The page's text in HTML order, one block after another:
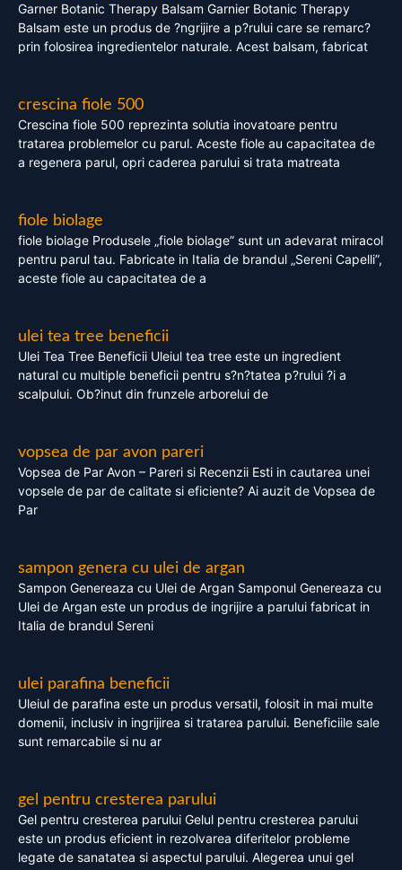
Garner Botanic Therapy Balsam Garnier Botanic Therapy
Balsam este un produs de ?ngrijire a p?rului care se remarc?
prin folosirea ingredientelor naturale. Acest balsam, fabricat
crescina fiole 500
Crescina fiole 500 reprezinta solutia inovatoare pentru
tratarea problemelor cu parul. Aceste fiole au capacitatea de
a regenera parul, opri caderea parului si trata matreata
fiole biolage
fiole biolage Produsele „fiole biolage” sunt un adevarat miracol
pentru parul tau. Fabricate in Italia de brandul „Sereni Capelli”,
aceste fiole au capacitatea de a
ulei tea tree beneficii
Ulei Tea Tree Beneficii Uleiul tea tree este un ingredient
natural cu multiple beneficii pentru s?n?tatea p?rului ?i a
scalpului. Ob?inut din frunzele arborelui de
vopsea de par avon pareri
Vopsea de Par Avon – Pareri si Recenzii Esti in cautarea unei
vopsele de par de calitate si eficiente? Ai auzit de Vopsea de
Par
sampon genera cu ulei de argan
Sampon Genereaza cu Ulei de Argan Samponul Genereaza cu
Ulei de Argan este un produs de ingrijire a parului fabricat in
Italia de brandul Sereni
ulei parafina beneficii
Uleiul de parafina este un produs versatil, folosit in mai multe
domenii, inclusiv in ingrijirea si tratarea parului. Beneficiile sale
sunt remarcabile si nu ar
gel pentru cresterea parului
Gel pentru cresterea parului Gelul pentru cresterea parului
este un produs eficient in rezolvarea diferitelor probleme
legate de sanatatea si aspectul parului. Alegerea unui gel